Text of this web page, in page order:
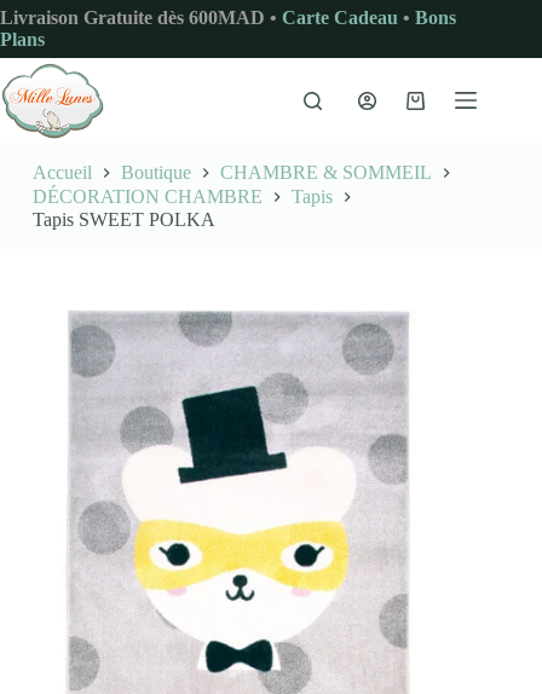
Passer
au
contenu
Livraison Gratuite dès 600MAD • Carte Cadeau • Bons
Plans
Panier
Accueil Boutique
CHAMBRE & SOMMEIL
DÉCORATION CHAMBRE
Tapis
Tapis SWEET POLKA